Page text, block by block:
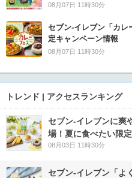
08月07日 11時30分
セブン‐イレブン「カ
定キャンペーン情報
08月07日 11時30分
トレンド | アクセスランキング
セブン‐イレブンに爽
場！夏に食べたい限
08月03日 11時30分
セブン‐イレブン「よ